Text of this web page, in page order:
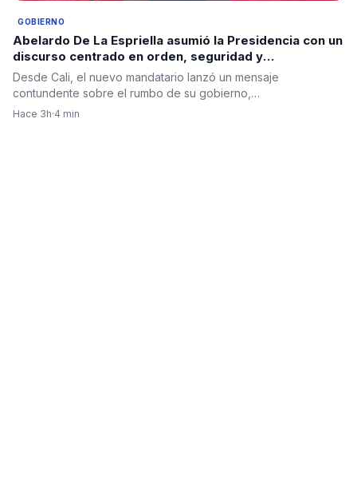
GOBIERNO
Abelardo De La Espriella asumió la Presidencia con un
discurso centrado en orden, seguridad y
regeneración nacional
Desde Cali, el nuevo mandatario lanzó un mensaje
contundente sobre el rumbo de su gobierno,…
Hace 3h·4 min